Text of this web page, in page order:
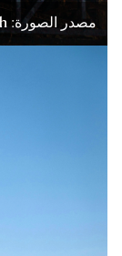
مصدر الصورة: Unsplash